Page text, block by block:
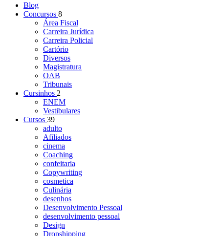
Blog
Concursos 8
Área Fiscal
Carreira Jurídica
Carreira Policial
Cartório
Diversos
Magistratura
OAB
Tribunais
Cursinhos 2
ENEM
Vestibulares
Cursos 39
adulto
Afiliados
cinema
Coaching
confeitaria
Copywriting
cosmetica
Culinária
desenhos
Desenvolvimento Pessoal
desenvolvimento pessoal
Design
Dropshipping